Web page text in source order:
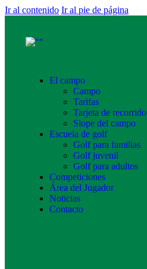
Ir al contenido Ir al pie de página
El campo
Campo
Tarifas
Tarjeta de recorrido
Slope del campo
Escuela de golf
Golf para familias
Golf juvenil
Golf para adultos
Competiciones
Área del Jugador
Noticias
Contacto